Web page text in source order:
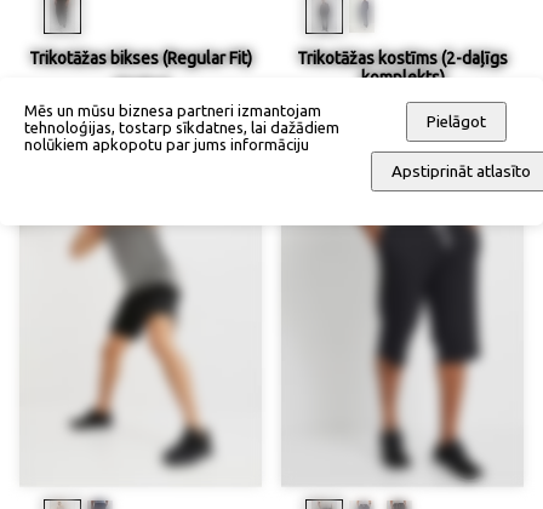
Trikotāžas bikses (Regular Fit)
Trikotāžas kostīms (2-daļīgs
komplekts)
84,90 €
Mēs un mūsu biznesa partneri izmantojam
tehnoloģijas, tostarp sīkdatnes, lai dažādiem
nolūkiem apkopotu par jums informāciju
Pielāgot
Apstiprināt atlasīto